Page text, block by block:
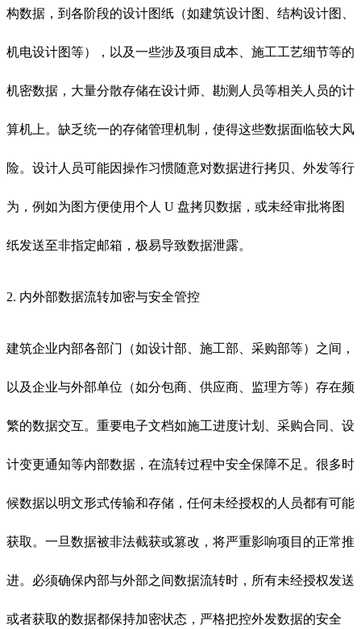
构数据，到各阶段的设计图纸（如建筑设计图、结构设计图、
机电设计图等），以及一些涉及项目成本、施工工艺细节等的
机密数据，大量分散存储在设计师、勘测人员等相关人员的计
算机上。缺乏统一的存储管理机制，使得这些数据面临较大风
险。设计人员可能因操作习惯随意对数据进行拷贝、外发等行
为，例如为图方便使用个人 U 盘拷贝数据，或未经审批将图
纸发送至非指定邮箱，极易导致数据泄露。
2. 内外部数据流转加密与安全管控
建筑企业内部各部门（如设计部、施工部、采购部等）之间，
以及企业与外部单位（如分包商、供应商、监理方等）存在频
繁的数据交互。重要电子文档如施工进度计划、采购合同、设
计变更通知等内部数据，在流转过程中安全保障不足。很多时
候数据以明文形式传输和存储，任何未经授权的人员都有可能
获取。一旦数据被非法截获或篡改，将严重影响项目的正常推
进。必须确保内部与外部之间数据流转时，所有未经授权发送
或者获取的数据都保持加密状态，严格把控外发数据的安全